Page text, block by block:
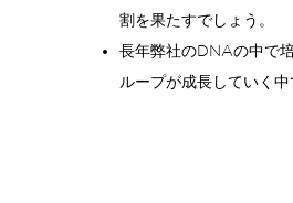
割を果たすでしょう。
長年弊社のDNAの中で
ループが成長していく